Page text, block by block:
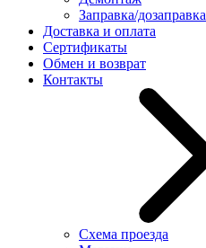
Заправка/дозаправка
Доставка и оплата
Сертификаты
Обмен и возврат
Контакты
Схема проезда